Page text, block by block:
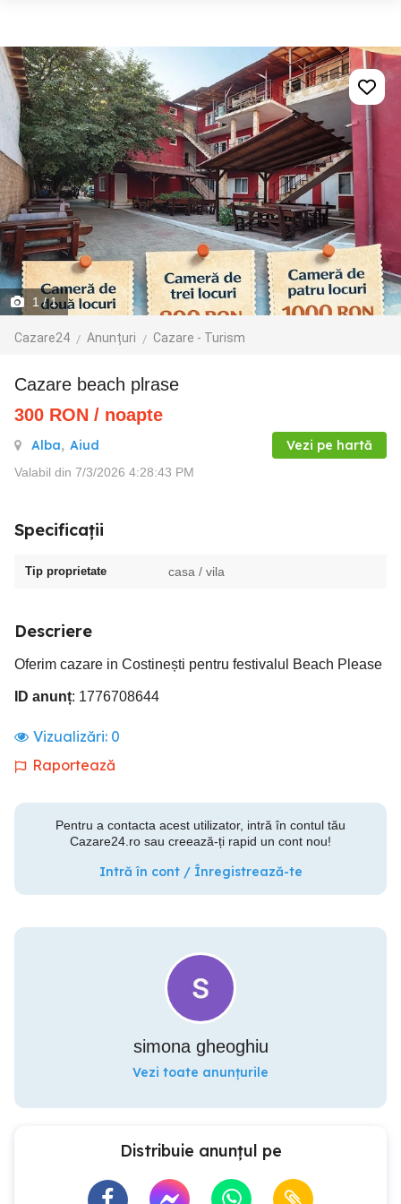
1 / 1
Cazare24 Anunțuri Cazare - Turism
Cazare beach plrase
300 RON / noapte
Alba, Aiud Vezi pe hartă
Valabil din 7/3/2026 4:28:43 PM
Specificații
Tip proprietate casa / vila
Descriere
Oferim cazare in Costinești pentru festivalul Beach Please
ID anunț: 1776708644
Vizualizări: 0
Raportează
Pentru a contacta acest utilizator, intră în contul tău
Cazare24.ro sau creează-ți rapid un cont nou!
Intră în cont / Înregistrează-te
simona gheoghiu
Vezi toate anunțurile
Distribuie anunțul pe